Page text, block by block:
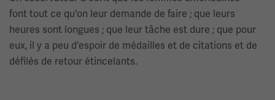
font tout ce qu'on leur demande de faire ; que leurs
heures sont longues ; que leur tâche est dure ; que pour
eux, il y a peu d'espoir de médailles et de citations et de
défilés de retour étincelants.